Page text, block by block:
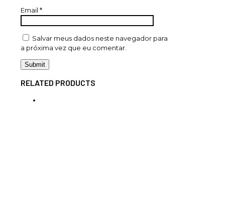
Email *
Salvar meus dados neste navegador para
a próxima vez que eu comentar.
RELATED PRODUCTS